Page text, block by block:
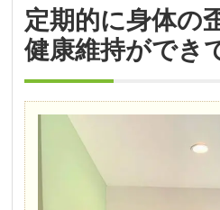
定期的に身体の
健康維持ができ